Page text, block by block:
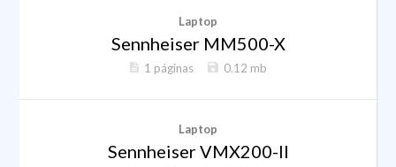
Laptop
Sennheiser MM500-X
1 páginas 0.12 mb
Laptop
Sennheiser VMX200-II